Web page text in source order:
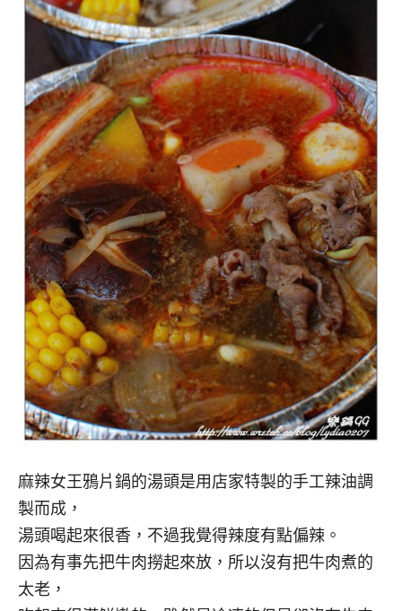
麻辣女王鴉片鍋的湯頭是用店家特製的手工辣油調
製而成，
湯頭喝起來很香，不過我覺得辣度有點偏辣。
因為有事先把牛肉撈起來放，所以沒有把牛肉煮的
太老，